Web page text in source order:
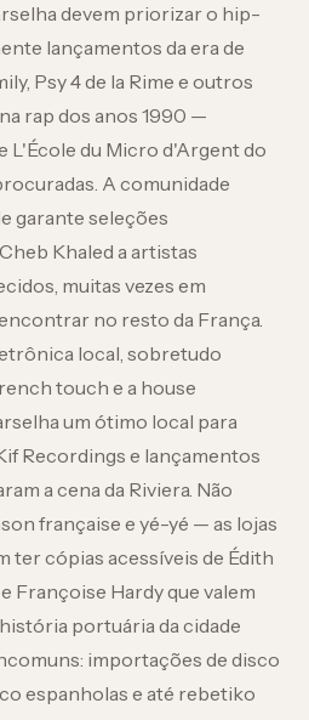
devem priorizar o hip-
lançamentos da era de
Psy 4 de la Rime e outros
rap dos anos 1990 —
L'École du Micro d'Argent do
A comunidade
garante seleções
Khaled a artistas
muitas vezes em
no resto da França.
local, sobretudo
touch e a house
um ótimo local para
Recordings e lançamentos
a cena da Riviera. Não
française e yé-yé — as lojas
ter cópias acessíveis de Édith
Françoise Hardy que valem
portuária da cidade
importações de disco
espanholas e até rebetiko